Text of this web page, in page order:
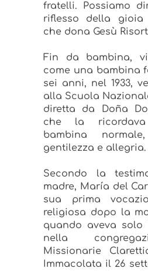
fratelli. Possiamo
riflesso della gioia
che dona Gesù
Fin da bambina,
come una bambina
sei anni, nel 1933,
alla Scuola
diretta da Doña
che la
bambina
gentilezza e allegria.
Secondo la
madre, María del
sua prima
religiosa dopo la
quando aveva solo
nella
Missionarie
Immacolata il 26